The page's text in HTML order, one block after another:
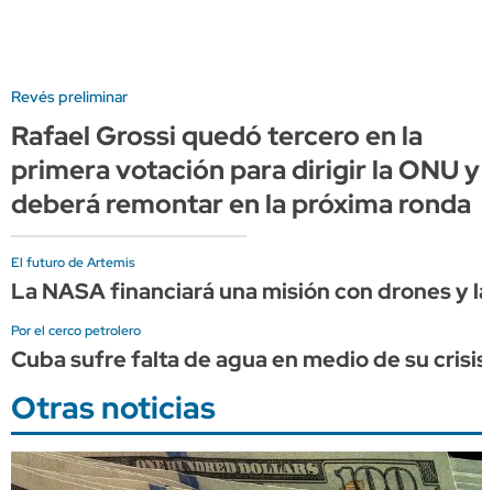
Revés preliminar
Rafael Grossi quedó tercero en la
primera votación para dirigir la ONU y
deberá remontar en la próxima ronda
El futuro de Artemis
La NASA financiará una misión con drones y
Por el cerco petrolero
Cuba sufre falta de agua en medio de su
Otras noticias